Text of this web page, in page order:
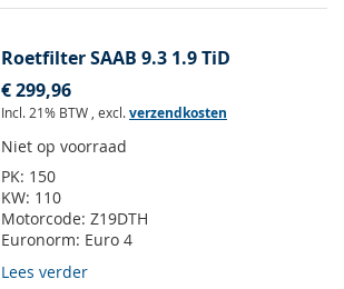
Roetfilter SAAB 9.3 1.9 TiD
€ 299,96
Incl. 21% BTW , excl.verzendkosten
Niet op voorraad
PK: 150
KW: 110
Motorcode: Z19DTH
Euronorm: Euro 4
Lees verder